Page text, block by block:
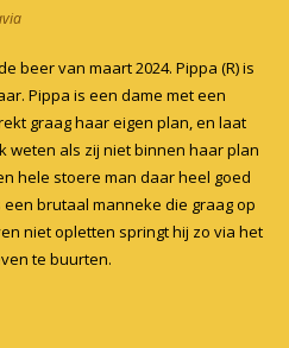
beer van maart 2024. Pippa (R) is
Pippa is een dame met een
graag haar eigen plan, en laat
weten als zij niet binnen haar plan
hele stoere man daar heel goed
brutaal manneke die graag op
niet opletten springt hij zo via het
te buurten.